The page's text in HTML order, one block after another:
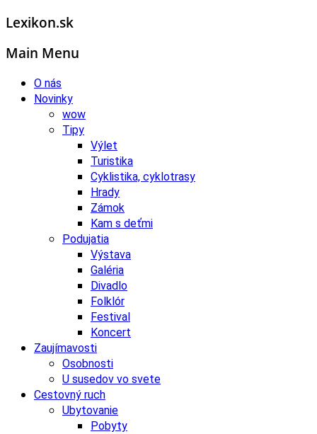
Lexikon.sk
Main Menu
O nás
Novinky
wow
Tipy
Výlet
Turistika
Cyklistika, cyklotrasy
Hrady
Zámok
Kam s deťmi
Podujatia
Výstava
Galéria
Divadlo
Folklór
Festival
Koncert
Zaujímavosti
Osobnosti
U susedov vo svete
Cestovný ruch
Ubytovanie
Pobyty